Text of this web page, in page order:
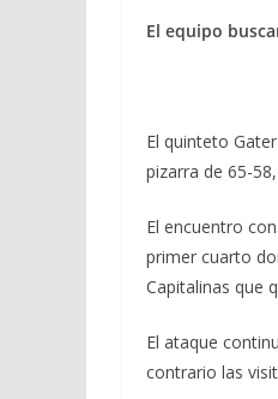
El equipo
El quinteto
pizarra de 65-
El encuentro
primer cuarto
Capitalinas que
El ataque
contrario las